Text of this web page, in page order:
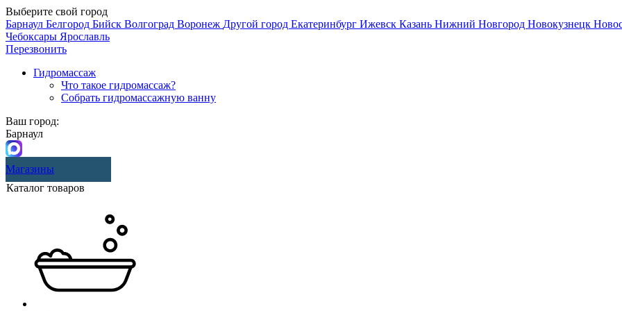
Выберите свой город
Барнаул Белгород Бийск Волгоград Воронеж Другой город Екатеринбург Ижевск Казань Нижний Новгород Новокузнецк
Чебоксары Ярославль
Перезвонить
Гидромассаж
Что такое гидромассаж?
Собрать гидромассажную ванну
Ваш город:
Барнаул
Магазины
Каталог товаров